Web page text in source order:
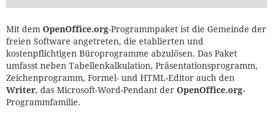
Mit dem OpenOffice.org-Programmpaket ist die Gemeinde der
freien Software angetreten, die etablierten und
kostenpflichtigen Büroprogramme abzulösen. Das Paket
umfasst neben Tabellenkalkulation, Präsentationsprogramm,
Zeichenprogramm, Formel- und HTML-Editor auch den
Writer, das Microsoft-Word-Pendant der OpenOffice.org-
Programmfamilie.